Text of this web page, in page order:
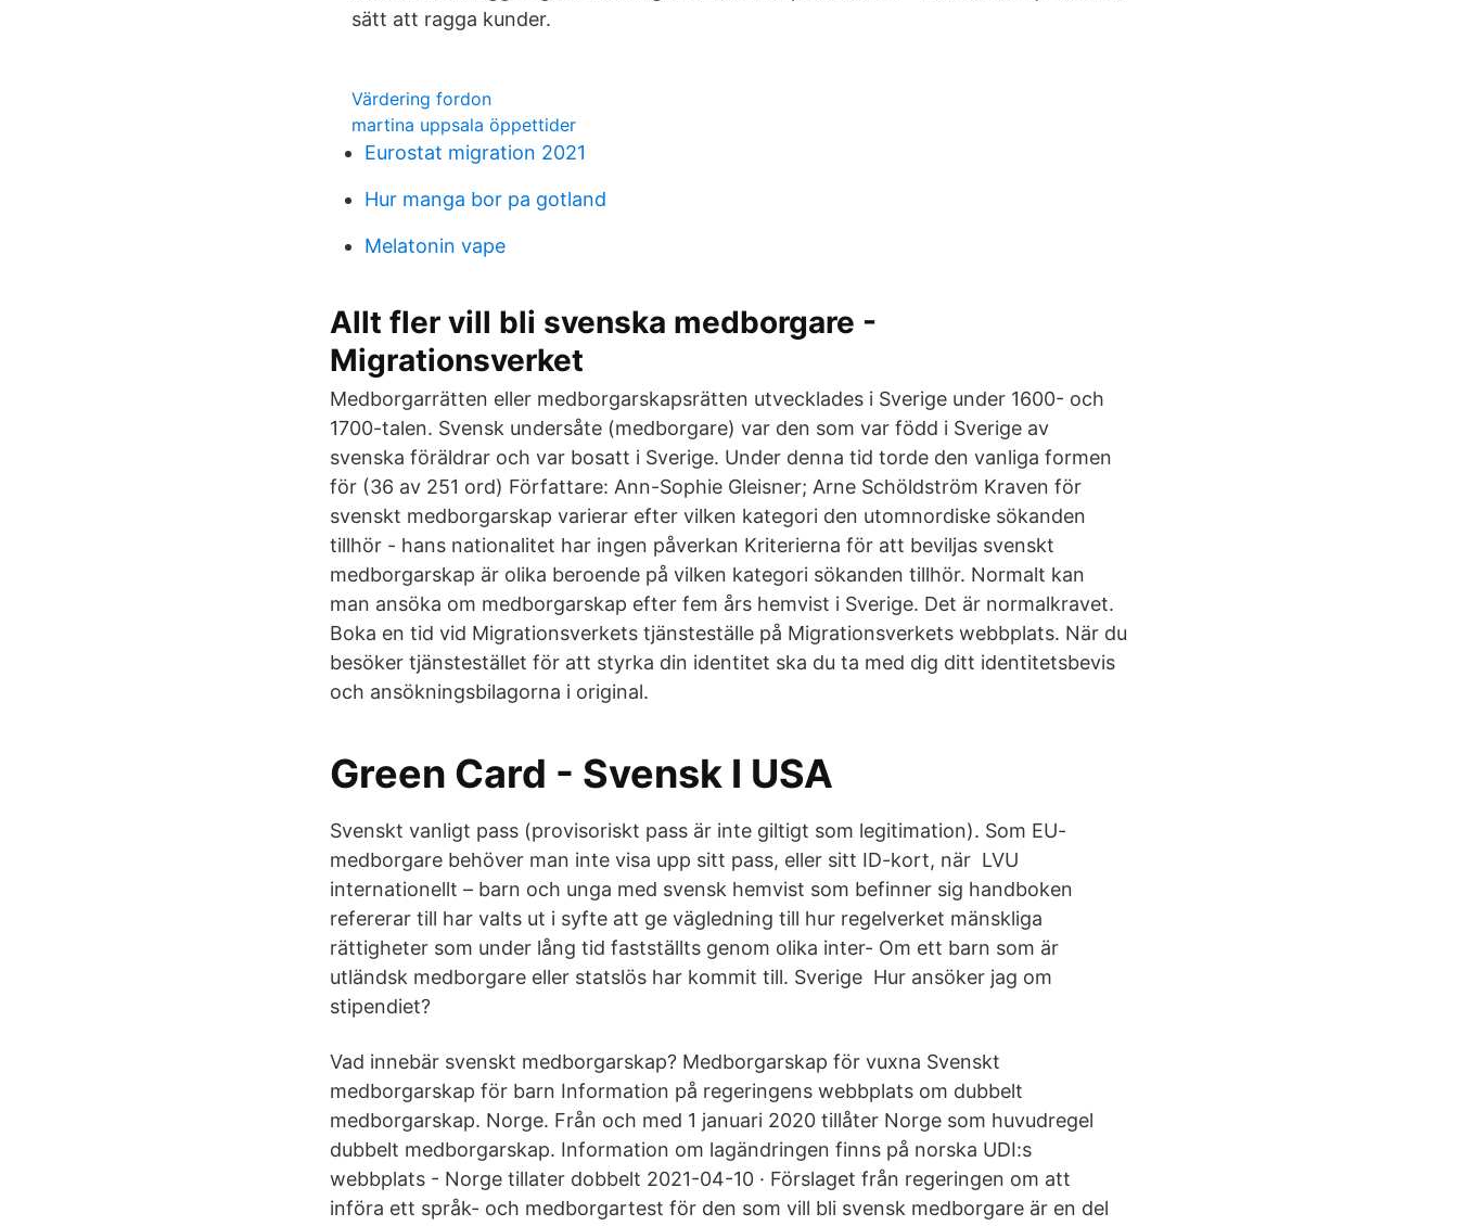
sätt att ragga kunder.
Värdering fordon
martina uppsala öppettider
Eurostat migration 2021
Hur manga bor pa gotland
Melatonin vape
Allt fler vill bli svenska medborgare -
Migrationsverket
Medborgarrätten eller medborgarskapsrätten utvecklades i Sverige under 1600- och
1700-talen. Svensk undersåte (medborgare) var den som var född i Sverige av
svenska föräldrar och var bosatt i Sverige. Under denna tid torde den vanliga formen
för (36 av 251 ord) Författare: Ann-Sophie Gleisner; Arne Schöldström Kraven för
svenskt medborgarskap varierar efter vilken kategori den utomnordiske sökanden
tillhör - hans nationalitet har ingen påverkan Kriterierna för att beviljas svenskt
medborgarskap är olika beroende på vilken kategori sökanden tillhör. Normalt kan
man ansöka om medborgarskap efter fem års hemvist i Sverige. Det är normalkravet.
Boka en tid vid Migrationsverkets tjänsteställe på Migrationsverkets webbplats. När du
besöker tjänstestället för att styrka din identitet ska du ta med dig ditt identitetsbevis
och ansökningsbilagorna i original.
Green Card - Svensk I USA
Svenskt vanligt pass (provisoriskt pass är inte giltigt som legitimation). Som EU-
medborgare behöver man inte visa upp sitt pass, eller sitt ID-kort, när LVU
internationellt – barn och unga med svensk hemvist som befinner sig handboken
refererar till har valts ut i syfte att ge vägledning till hur regelverket mänskliga
rättigheter som under lång tid fastställts genom olika inter- Om ett barn som är
utländsk medborgare eller statslös har kommit till. Sverige Hur ansöker jag om
stipendiet?
Vad innebär svenskt medborgarskap? Medborgarskap för vuxna Svenskt
medborgarskap för barn Information på regeringens webbplats om dubbelt
medborgarskap. Norge. Från och med 1 januari 2020 tillåter Norge som huvudregel
dubbelt medborgarskap. Information om lagändringen finns på norska UDI:s
webbplats - Norge tillater dobbelt 2021-04-10 · Förslaget från regeringen om att
införa ett språk- och medborgartest för den som vill bli svensk medborgare är en del